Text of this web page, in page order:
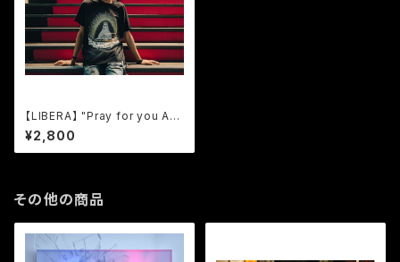
【LIBERA】 "Pray for you Am
en" Logo T-Shirt
¥2,800
その他の商品